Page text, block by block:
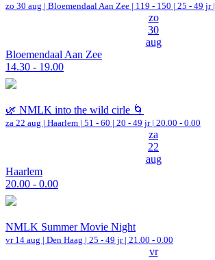
zo 30 aug | Bloemendaal Aan Zee | 119 - 150 | 25 - 49 jr |
zo
30
aug
Bloemendaal Aan Zee
14.30 - 19.00
🌿 NMLK into the wild cirle 🌀
za 22 aug | Haarlem | 51 - 60 | 20 - 49 jr | 20.00 - 0.00
za
22
aug
Haarlem
20.00 - 0.00
NMLK Summer Movie Night
vr 14 aug | Den Haag | 25 - 49 jr | 21.00 - 0.00
vr